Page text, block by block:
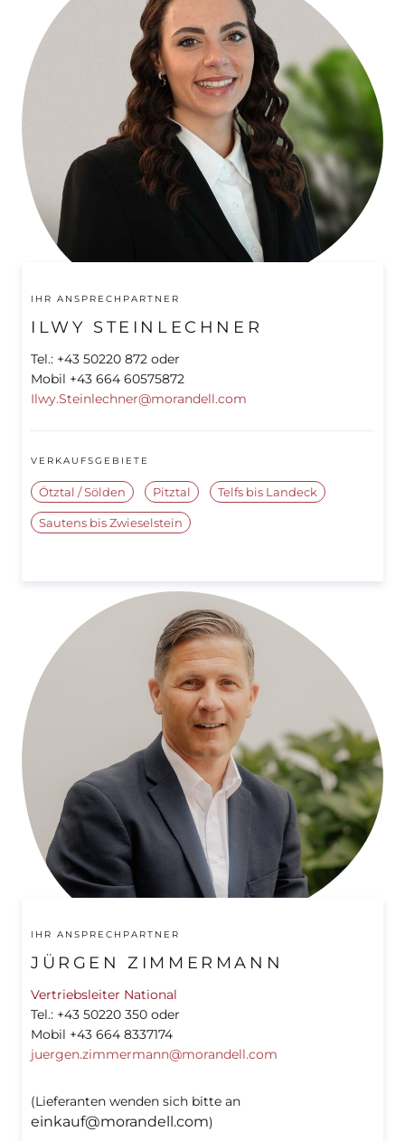
OSTTIROL
SALZBURG
STEIERMARK
TIROL (OBERLAND)
TIROL (UNTERLAND)
VORARLBERG
IHR ANSPRECHPARTNER
ILWY STEINLECHNER
Tel.: +43 50220 872 oder
Mobil +43 664 60575872
Ilwy.Steinlechner@morandell.com
VERKAUFSGEBIETE
Ötztal / Sölden Pitztal Telfs bis Landeck
Sautens bis Zwieselstein
IHR ANSPRECHPARTNER
JÜRGEN ZIMMERMANN
Vertriebsleiter National
Tel.: +43 50220 350 oder
Mobil +43 664 8337174
juergen.zimmermann@morandell.com
(Lieferanten wenden sich bitte an
einkauf@morandell.com)